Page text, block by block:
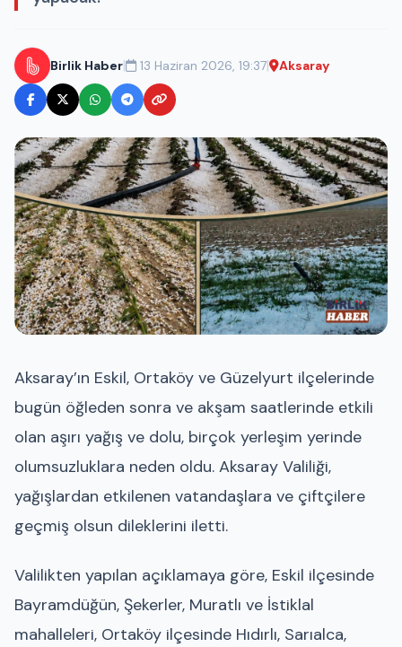
Birlik Haber| 13 Haziran 2026, 19:37| Aksaray
Aksaray’ın Eskil, Ortaköy ve Güzelyurt ilçelerinde
bugün öğleden sonra ve akşam saatlerinde etkili
olan aşırı yağış ve dolu, birçok yerleşim yerinde
olumsuzluklara neden oldu. Aksaray Valiliği,
yağışlardan etkilenen vatandaşlara ve çiftçilere
geçmiş olsun dileklerini iletti.
Valilikten yapılan açıklamaya göre, Eskil ilçesinde
Bayramdüğün, Şekerler, Muratlı ve İstiklal
mahalleleri, Ortaköy ilçesinde Hıdırlı, Sarıalca,